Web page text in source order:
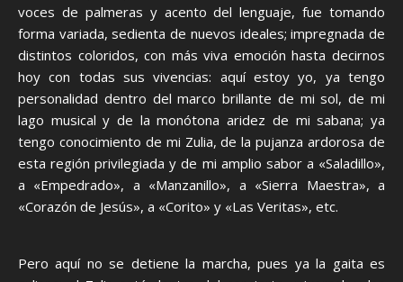
voces de palmeras y acento del lenguaje, fue tomando
forma variada, sedienta de nuevos ideales; impregnada de
distintos coloridos, con más viva emoción hasta decirnos
hoy con todas sus vivencias: aquí estoy yo, ya tengo
personalidad dentro del marco brillante de mi sol, de mi
lago musical y de la monótona aridez de mi sabana; ya
tengo conocimiento de mi Zulia, de la pujanza ardorosa de
esta región privilegiada y de mi amplio sabor a «Saladillo»,
a «Empedrado», a «Manzanillo», a «Sierra Maestra», a
«Corazón de Jesús», a «Corito» y «Las Veritas», etc.
Pero aquí no se detiene la marcha, pues ya la gaita es